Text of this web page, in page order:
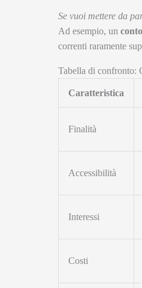
Se vuoi mettere da
Ad esempio, un
correnti raramente
Tabella di confronto:
Caratteristica
Finalità
Accessibilità
Interessi
Costi